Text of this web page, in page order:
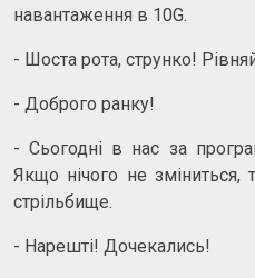
навантаження в 10G.
- Шоста рота, струнко!
- Доброго ранку!
- Сьогодні в нас за
Якщо нічого не
стрільбище.
- Нарешті! Дочекались!